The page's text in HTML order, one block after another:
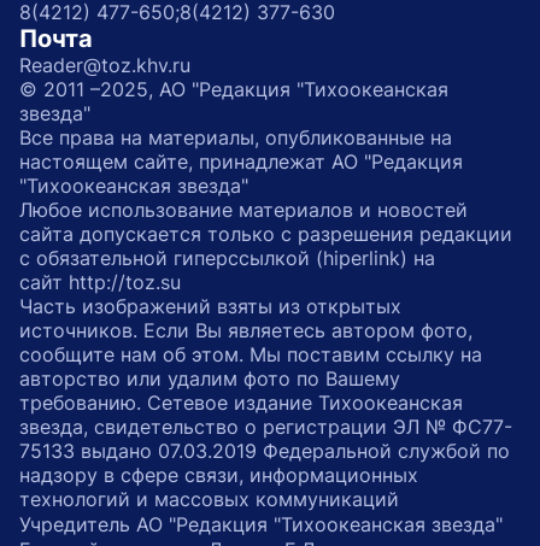
8(4212) 477-650;8(4212) 377-630
Почта
Reader@toz.khv.ru
© 2011 –2025, АО "Редакция "Тихоокеанская
звезда"
Все права на материалы, опубликованные на
настоящем сайте, принадлежат АО "Редакция
"Тихоокеанская звезда"
Любое использование материалов и новостей
сайта допускается только с разрешения редакции
с обязательной гиперссылкой (hiperlink) на
сайт http://toz.su
Часть изображений взяты из открытых
источников. Если Вы являетесь автором фото,
сообщите нам об этом. Мы поставим ссылку на
авторство или удалим фото по Вашему
требованию. Сетевое издание Тихоокеанская
звезда, свидетельство о регистрации ЭЛ № ФС77-
75133 выдано 07.03.2019 Федеральной службой по
надзору в сфере связи, информационных
технологий и массовых коммуникаций
Учредитель АО "Редакция "Тихоокеанская звезда"